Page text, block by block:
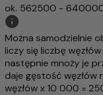
ok. 562500 -
Można samodzielnie
liczy się liczbę
następnie mnoży je
daje gęstość węzłów
węzłów x 10 000 =